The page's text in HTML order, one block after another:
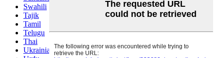
Swahili
Tajik
Tamil
Telugu
Thai
Ukrainian